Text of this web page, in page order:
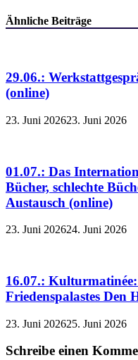
Ähnliche Beiträge
29.06.:
(online)
23. Juni 202623. Juni 2026
01.07.: Das
Bücher, schlechte
Austausch (online)
23. Juni 202624. Juni 2026
16.07.: Kulturmatinée:
Friedenspalastes Den
23. Juni 202625. Juni 2026
Schreibe einen